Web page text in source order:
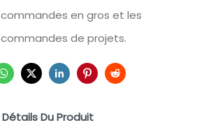
commandes en gros et les
commandes de projets.
Détails Du Produit